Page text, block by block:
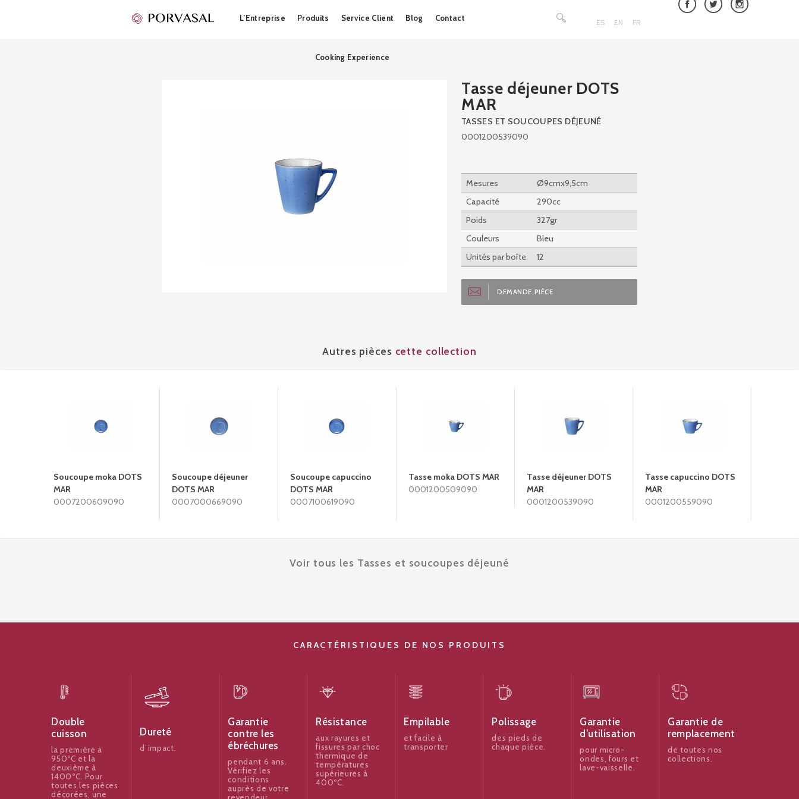
to
L’Entreprise Produits Service Client Blog Contact
Cooking Experience
ES EN FR
Tasse déjeuner DOTS
MAR
TASSES ET SOUCOUPES DÉJEUNÉ
0001200539090
Mesures
Ø9cmx9,5cm
Capacité
290cc
Poids
327gr
Couleurs
Bleu
Unités par boîte
12
DEMANDE PIÈCE
Autres pièces cette collection
Soucoupe moka DOTS
MAR
0007200609090
Soucoupe déjeuner
DOTS MAR
0007000669090
Soucoupe capuccino
DOTS MAR
0007100619090
Tasse moka DOTS MAR
0001200509090
Tasse déjeuner DOTS
MAR
0001200539090
Tasse capuccino DOTS
MAR
0001200559090
Voir tous les Tasses et soucoupes déjeuné
CARACTÉRISTIQUES DE NOS PRODUITS
Double
cuisson
la première à
950ºC et la
deuxième à
1400ºC. Pour
toutes les pièces
décorées, une
Dureté
d’impact.
Garantie
contre les
ébréchures
pendant 6 ans.
Vérifiez les
conditions
auprès de votre
Résistance
aux rayures et
fissures par choc
thermique de
températures
supérieures à
400ºC.
Empilable
et facile à
transporter
Polissage
des pieds de
chaque pièce.
Garantie
d’utilisation
pour micro-
ondes, fours et
lave-vaisselle.
Garantie de
remplacement
de toutes nos
collections.